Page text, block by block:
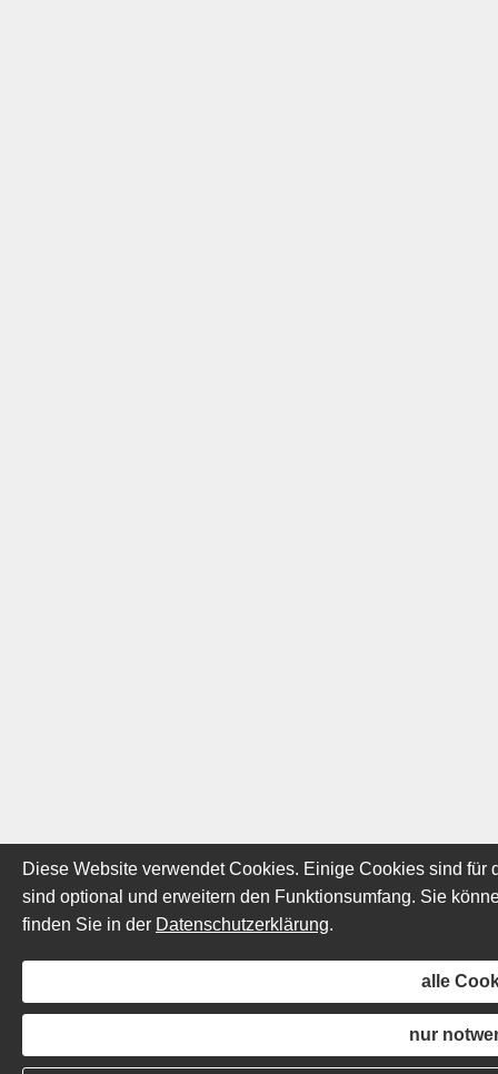
Diese Website verwendet Cookies. Einige Cookies sind
sind optional und erweitern den Funktionsumfang. Sie
finden Sie in der Datenschutzerklärung.
alle
nur